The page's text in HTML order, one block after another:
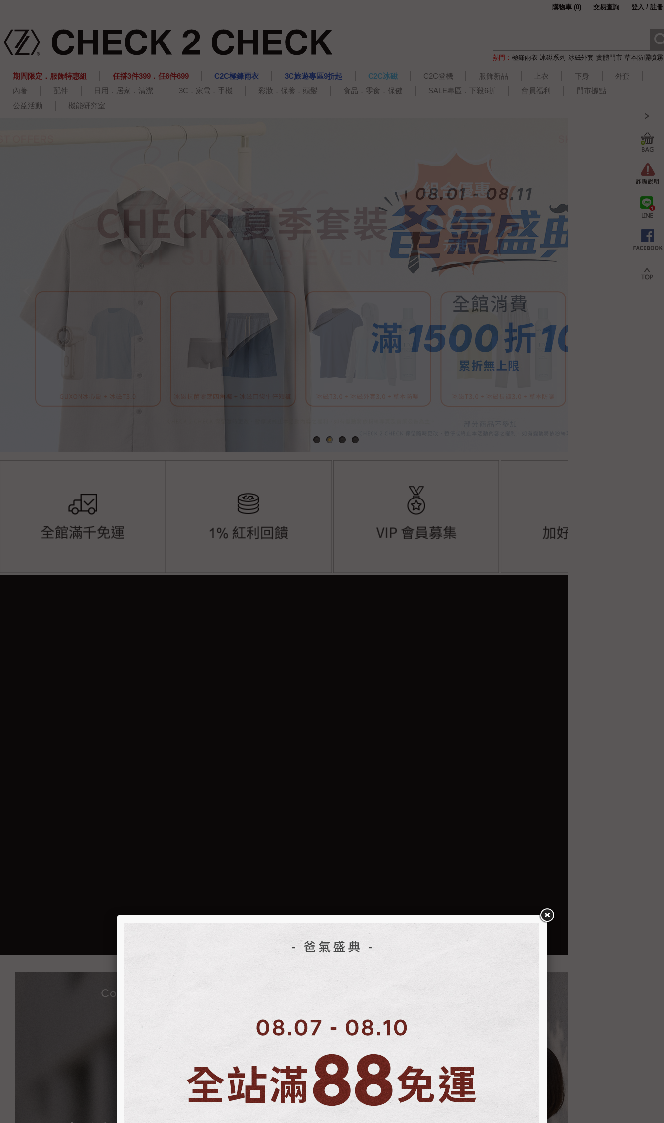
熱門： 極鋒雨衣 冰磁系列 冰磁外套 實體門市 草本防曬噴霧
期間限定．服飾特惠組 任搭3件399．任6件699 C2C極鋒雨衣 3C旅遊專區9折起 C2C冰磁 C2C登機 服飾新品 上衣 下身
外套
內著
配件 日用．居家．清潔 3C．家電．手機 彩妝．保養．頭髮 食品．零食．保健 SALE專區．下殺6折 會員福利
門市據點
公益活動
機能研究室
購物車 (0) 交易查詢 登入 / 註冊